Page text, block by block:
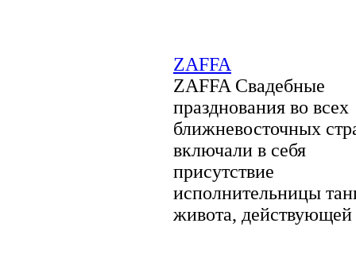
ZAFFA
ZAFFA Свадебные
празднования во всех
ближневосточных
включали в себя
присутствие
исполнительницы
живота, действующей